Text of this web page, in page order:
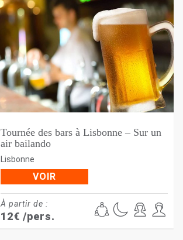
Tournée des bars à Lisbonne – Sur un
air bailando
Lisbonne
VOIR
À partir de :
12€ /pers.